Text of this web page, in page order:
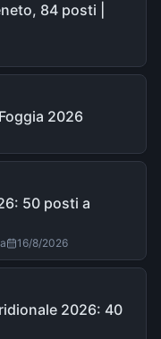
84 posti |
2026
50 posti a
16/8/2026
2026: 40